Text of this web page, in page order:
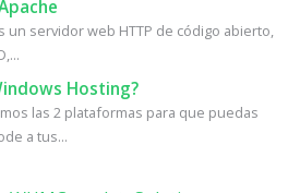
un servidor web HTTP de código abierto,
Hosting?
las 2 plataformas para que puedas
a tus...